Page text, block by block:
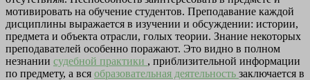
мотивировать на обучение студентов. Преподавание каждой
дисциплины выражается в изучении и обсуждении: истории,
предмета и объекта отрасли, голых теории. Знание некоторых
преподавателей особенно поражают. Это видно в полном
незнании судебной практики , приблизительной информации
по предмету, а вся образовательная деятельность заключается в